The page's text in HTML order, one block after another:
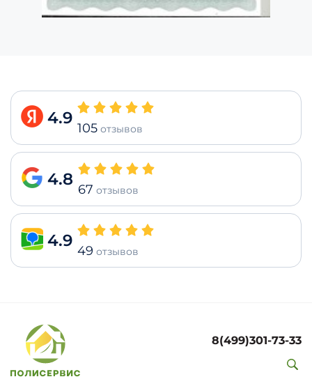
4.9
105 отзывов
4.8
67 отзывов
4.9
49 отзывов
8(499)301-73-33